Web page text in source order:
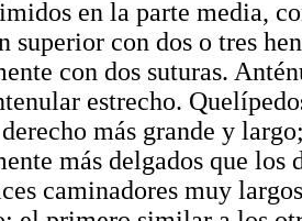
en la parte media,
superior con dos o tres
con dos suturas.
estrecho.
más grande y
más delgados que los
caminadores muy